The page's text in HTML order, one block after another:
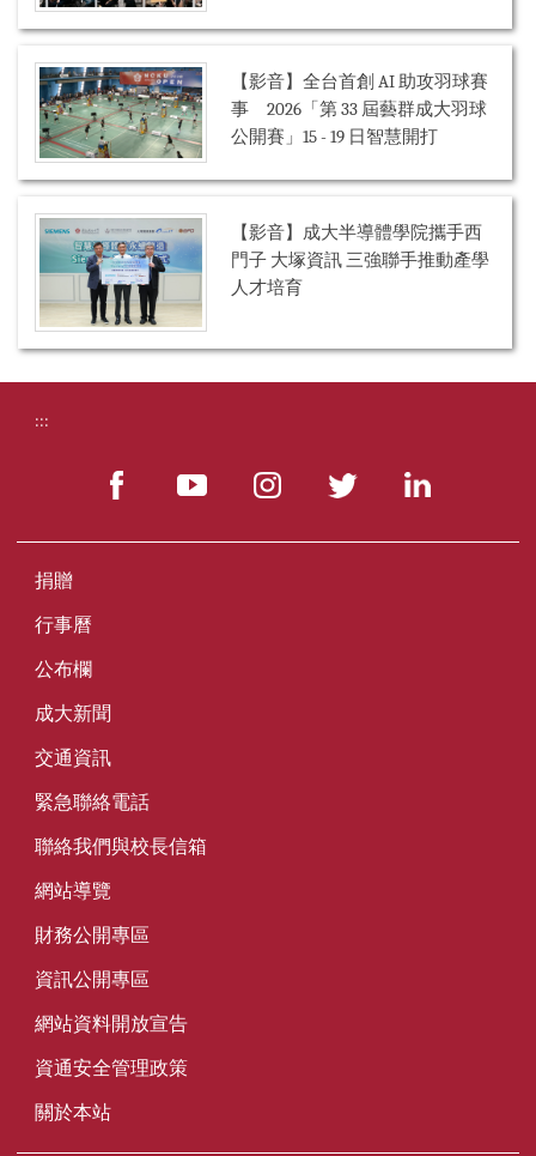
【影音】全台首創 AI 助攻羽球賽
事 2026「第 33 屆藝群成大羽球
公開賽」15 - 19 日智慧開打
【影音】成大半導體學院攜手西
門子 大塚資訊 三強聯手推動產學
人才培育
:::
捐贈
行事曆
公布欄
成大新聞
交通資訊
緊急聯絡電話
聯絡我們與校長信箱
網站導覽
財務公開專區
資訊公開專區
網站資料開放宣告
資通安全管理政策
關於本站